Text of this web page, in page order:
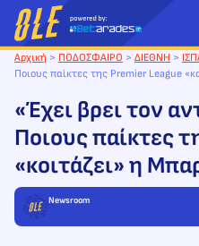
Μετάβαση
στο
περιεχόμενο
Αρχική > ΠΟΔΟΣΦΑΙΡΟ > ΔΙΕΘΝΗ >
Ποιους παίκτες της Premier League
«Έχει βρει τον
Ποιους παίκτες
«κοιτάζει» η
Newsroom